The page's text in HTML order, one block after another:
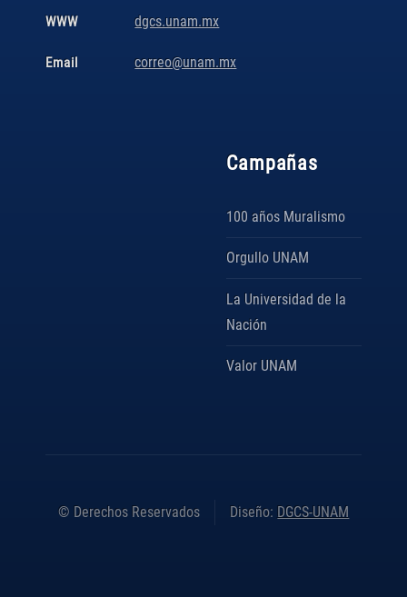
Campañas
100 años Muralismo
Orgullo UNAM
La Universidad de la
Nación
Valor UNAM
WWW dgcs.unam.mx
Email correo@unam.mx
© Derechos Reservados Diseño: DGCS-UNAM